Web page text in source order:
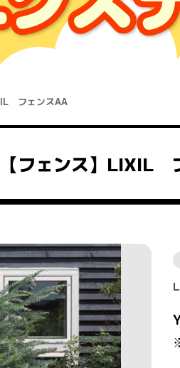
フェンスAA
【フェンス】LIXIL